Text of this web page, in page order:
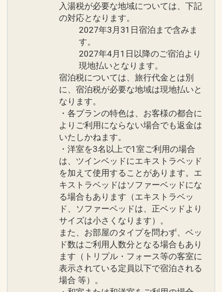
インターネットコース番号：DP-1-
17637800
入湯税が必要な地域については、下記
の対応となります。
2027年3月31日宿泊まで含みま
す。
2027年4月1日以降のご宿泊より
現地払いとなります。
宿泊税については、旅行代金とは別
に、宿泊税が必要な地域は現地払いと
なります。
・各プランの特色は、お客様の都合に
よりご利用にならない場合でも返金は
いたしかねます。
・洋室を3名以上で1室ご利用の場合
は、ツインベッドにエキストラベッド
を加えて使用することがあります。エ
キストラベッドはソファーベッドにな
る場合もあります（エキストラベッ
ド、ソファーベッドは、正ベッドより
サイズは小さくなります）。
また、お部屋のタイプを問わず、ベッ
ド数はご利用人数分となる場合もあり
ます（トリプル・フォース等の客室に
表示されている定員以下で宿泊される
場合 等）。